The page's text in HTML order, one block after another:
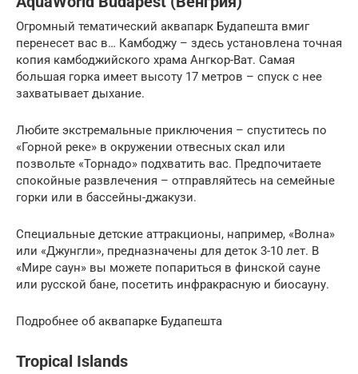
Огромный тематический аквапарк Будапешта вмиг
перенесет вас в… Камбоджу – здесь установлена точная
копия камбоджийского храма Ангкор-Ват. Самая
большая горка имеет высоту 17 метров – спуск с нее
захватывает дыхание.
Любите экстремальные приключения – спуститесь по
«Горной реке» в окружении отвесных скал или
позвольте «Торнадо» подхватить вас. Предпочитаете
спокойные развлечения – отправляйтесь на семейные
горки или в бассейны-джакузи.
Специальные детские аттракционы, например, «Волна»
или «Джунгли», предназначены для деток 3-10 лет. В
«Мире саун» вы можете попариться в финской сауне
или русской бане, посетить инфракрасную и биосауну.
Подробнее об аквапарке Будапешта
Tropical Islands